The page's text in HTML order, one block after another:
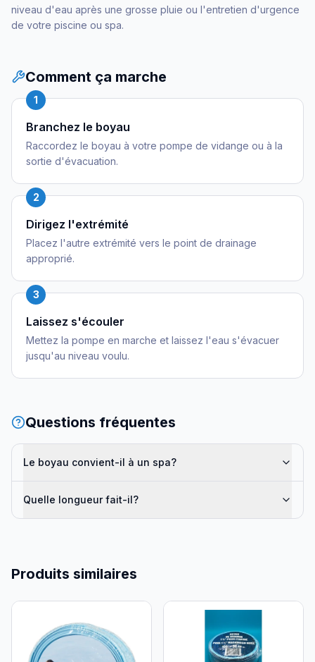
niveau d'eau après une grosse pluie ou l'entretien d'urgence
de votre piscine ou spa.
Comment ça marche
1
Branchez le boyau
Raccordez le boyau à votre pompe de vidange ou à la
sortie d'évacuation.
2
Dirigez l'extrémité
Placez l'autre extrémité vers le point de drainage
approprié.
3
Laissez s'écouler
Mettez la pompe en marche et laissez l'eau s'évacuer
jusqu'au niveau voulu.
Questions fréquentes
Le boyau convient-il à un spa?
Quelle longueur fait-il?
Produits similaires